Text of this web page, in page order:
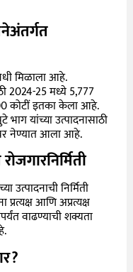
मिळाला आहे.
2024-25 मध्ये 5,777
कोटीं इतका केला आहे.
यांच्या उत्पादनासाठी
नेण्यात आला आहे.
निर्मिती
आणि अप्रत्यक्ष
वाढण्याची शक्यता